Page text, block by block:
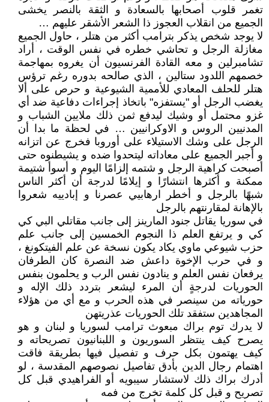
تغمر قلوب أصحابها بالسعادة و الثقة بالنصر يخشى
الجميع من انقلاب العجوز ذا الشعر الأشقر عليهم …
لا يوجد شخص يذكر بترامب أكثر من هتلر ، حاول الجميع
مغازلة الرجل و تحاشي خطره في نفس الوقت ، أراد
تشامبرلين و معه القادة الفرنسيون أن يغروه بمهاجمة
خصمهم اللدود ستالين ، الذي صالحه بدوره رغم ترؤس
هتلر للحلف المعادي للأممية الشيوعية و حرص على ألا
يغضب الرجل أو "يستفزه" باتخاذ إجراءات دفاعية ضد أي
غزو محتمل أو وشيك ليدفع ثمن ذلك ملايين الشباب و
المدنيين الروس و الاوكرانيين … في لحظة ما بدا أن
الرجل على وشك الاستيلاء على أوروبا فخرج عن اتزانه
و أجبر الجميع على معاداته ليتحدوا ضده و يشيطنوه حتى
أصبحت كراهية الرجل و شتمه إلزامًا اليوم و أسوأ شتيمة
ممكنة و أكثرها انتشارًا و إيلامًا لدرجة أن أكثر الناس
شبهًا بالرجل و أخطر ارهابيي عصرنا و إبادييه شعروا
بالإهانة لمقارنتهم بالرجل
في سوريا يقاتل جنود المارينز إلى جانب مقاتلي البي كي
كي و يرتفع العلم ذا النجوم الخمسين إلى جانب علم
حزب شيوعي ماوي يكاد يكون نسخة عن علم الفيتكونغ ،
و في حرب الإخوة داعش ضد النصرة كان الطرفان
يرفعان نفس العلم و ينادون نفس الرب و يحلمون بنفس
الحوريات لدرجةٍ أن المرء ليشعر بتردد ذلك الإله و
حورياته من سينصر في هذه الحرب و مع أي من هؤلاء
المجاهدين ستفقد تلك الحوريات عذريتهن
لا يدرك توم براك مبعوث ترامب لسوريا و لبنان و هو
يصرح كيف ينتظر السوريون و اللبنانيون تصريحاته و
كيف يهتمون بكل حرف و تفصيل فيها بطريقة فاقت
اهتمام رجال الدين بأدق تفاصيل نصوصهم المقدسة ، لو
أدرك براك ذلك لاستشار سيبويه أو الفراهيدي قبل كل
تصريح و قبل كل كلمة تخرج من فمه